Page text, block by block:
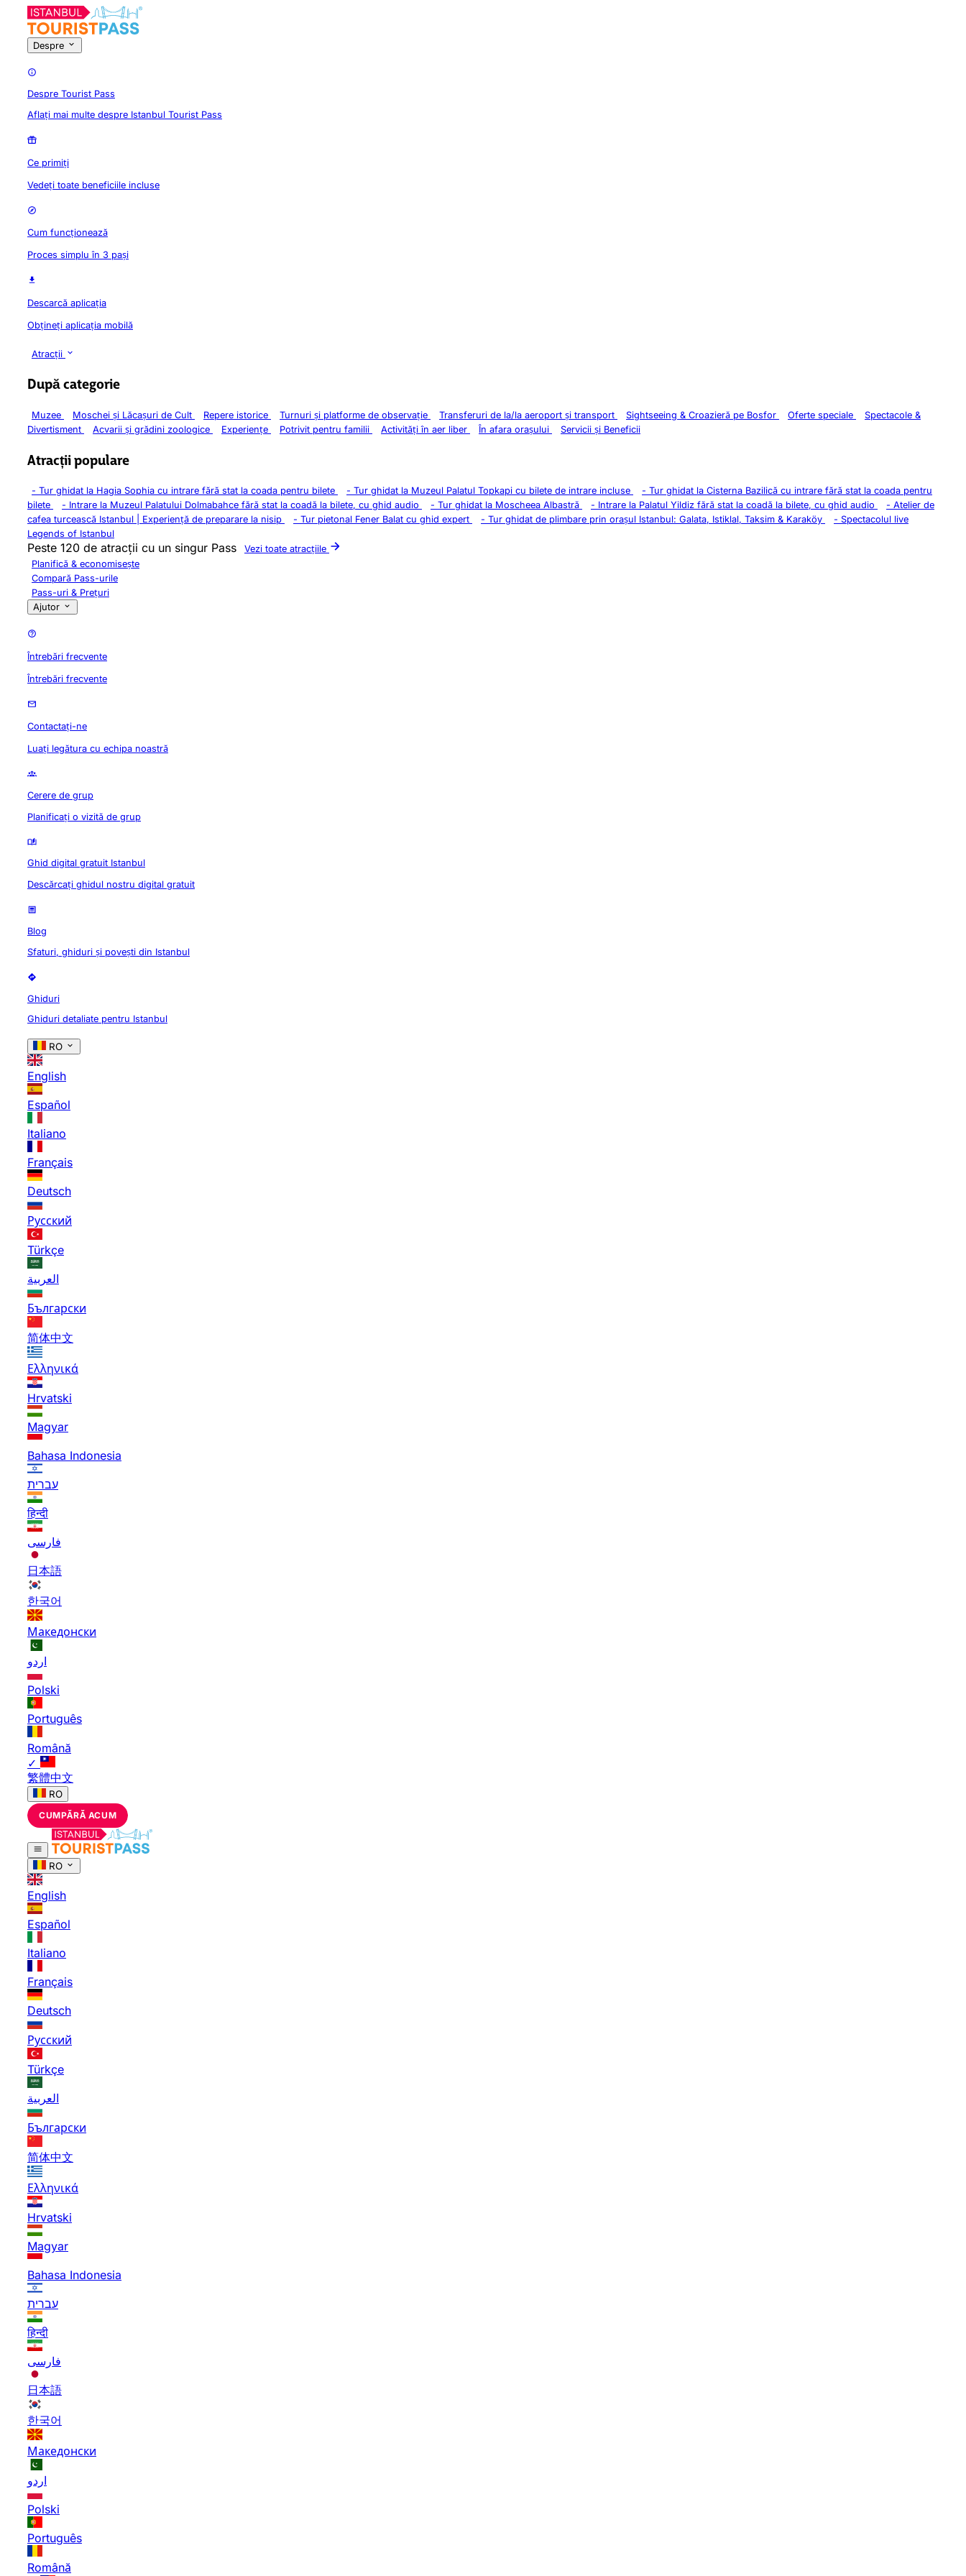
Despre
Despre Tourist Pass
Aflați mai multe despre Istanbul Tourist Pass
Ce primiți
Vedeți toate beneficiile incluse
Cum funcționează
Proces simplu în 3 pași
Descarcă aplicația
Obțineți aplicația mobilă
Atracții
După categorie
Muzee Moschei și Lăcașuri de Cult Repere istorice Turnuri și platforme de observație Transferuri de la/la aeroport și transport Sightseeing & Croazieră pe Bosfor Oferte speciale
Spectacole &
Divertisment
Acvarii și grădini zoologice Experiențe Potrivit pentru familii Activități în aer liber În afara orașului Servicii și Beneficii
Atracții populare
- Tur ghidat la Hagia Sophia cu intrare fără stat la coada pentru bilete - Tur ghidat la Muzeul Palatul Topkapi cu bilete de intrare incluse - Tur ghidat la Cisterna Bazilică cu intrare fără stat la coada pentru
bilete
- Intrare la Muzeul Palatului Dolmabahce fără stat la coadă la bilete, cu ghid audio - Tur ghidat la Moscheea Albastră - Intrare la Palatul Yildiz fără stat la coadă la bilete, cu ghid audio - Atelier de
cafea turcească Istanbul | Experiență de preparare la nisip
- Tur pietonal Fener Balat cu ghid expert - Tur ghidat de plimbare prin orașul Istanbul: Galata, Istiklal, Taksim & Karaköy - Spectacolul live
Legends of Istanbul
Peste 120 de atracții cu un singur Pass
Vezi toate atracțiile
Planifică & economisește
Compară Pass-urile
Pass-uri & Prețuri
Ajutor
Întrebări frecvente
Întrebări frecvente
Contactați-ne
Luați legătura cu echipa noastră
Cerere de grup
Planificați o vizită de grup
Ghid digital gratuit Istanbul
Descărcați ghidul nostru digital gratuit
Blog
Sfaturi, ghiduri și povești din Istanbul
Ghiduri
Ghiduri detaliate pentru Istanbul
RO
English
Español
Italiano
Français
Deutsch
Русский
Türkçe
العربية
Български
简体中文
Ελληνικά
Hrvatski
Magyar
Bahasa Indonesia
עברית
हिन्दी
فارسی
日本語
한국어
Македонски
اردو
Polski
Português
Română
✓
繁體中文
RO
CUMPĂRĂ ACUM
RO
English
Español
Italiano
Français
Deutsch
Русский
Türkçe
العربية
Български
简体中文
Ελληνικά
Hrvatski
Magyar
Bahasa Indonesia
עברית
हिन्दी
فارسی
日本語
한국어
Македонски
اردو
Polski
Português
Română